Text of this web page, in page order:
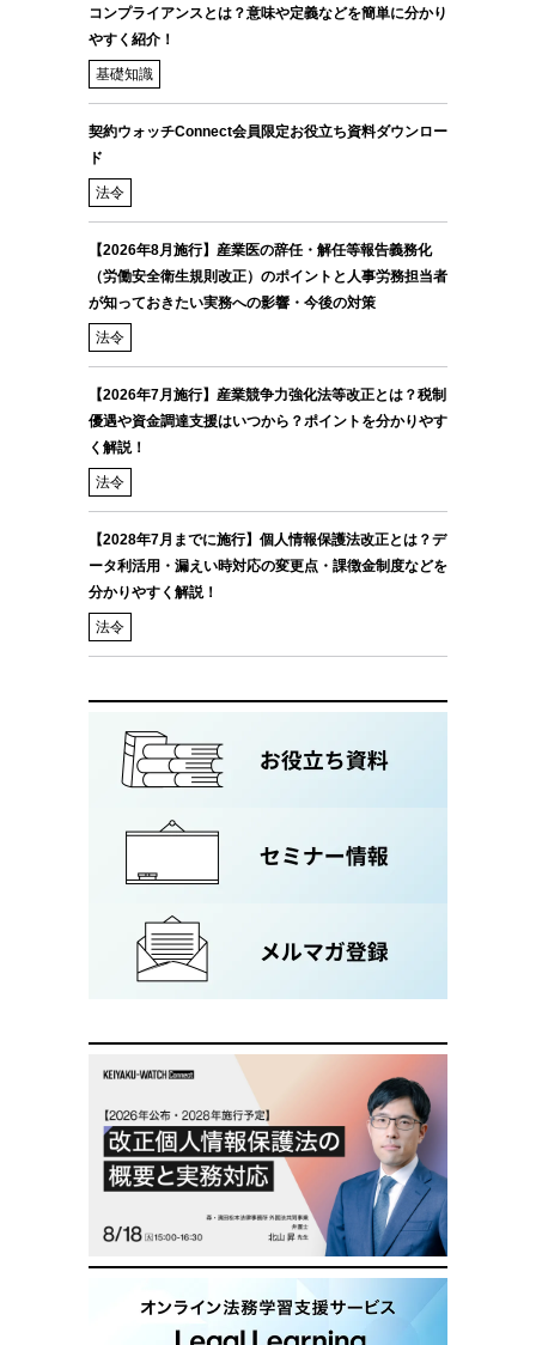
コンプライアンスとは？意味や定義などを簡単に分かり
やすく紹介！
基礎知識
契約ウォッチConnect会員限定お役立ち資料ダウンロー
ド
法令
【2026年8月施行】産業医の辞任・解任等報告義務化
（労働安全衛生規則改正）のポイントと人事労務担当者
が知っておきたい実務への影響・今後の対策
法令
【2026年7月施行】産業競争力強化法等改正とは？税制
優遇や資金調達支援はいつから？ポイントを分かりやす
く解説！
法令
【2028年7月までに施行】個人情報保護法改正とは？デ
ータ利活用・漏えい時対応の変更点・課徴金制度などを
分かりやすく解説！
法令